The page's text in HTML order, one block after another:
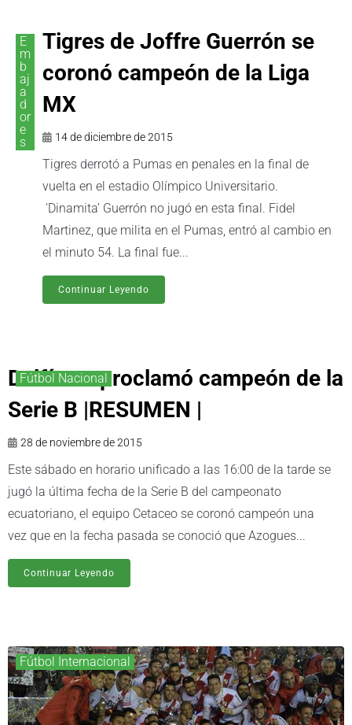
E
m
b
aj
a
d
or
e
s
Tigres de Joffre Guerrón se
coronó campeón de la Liga
MX
14 de diciembre de 2015
Tigres derrotó a Pumas en penales en la final de
vuelta en el estadio Olímpico Universitario.
‘Dinamita’ Guerrón no jugó en esta final. Fidel
Martinez, que milita en el Pumas, entró al cambio en
el minuto 54. La final fue...
Continuar Leyendo
Fútbol Nacional
Delfín se proclamó campeón de la
Serie B |RESUMEN |
28 de noviembre de 2015
Este sábado en horario unificado a las 16:00 de la tarde se
jugó la última fecha de la Serie B del campeonato
ecuatoriano, el equipo Cetaceo se coronó campeón una
vez que en la fecha pasada se conoció que Azogues...
Continuar Leyendo
Fútbol Internacional